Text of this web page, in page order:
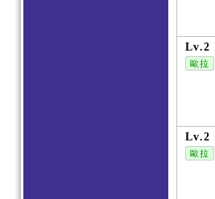
Lv.2
歐拉
Lv.2
歐拉